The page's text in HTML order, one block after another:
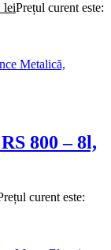
leiPrețul curent este:
800 – 8l,
curent este: